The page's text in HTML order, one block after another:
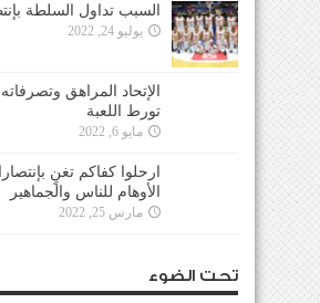
السبب تداول السلطة
يوليو 24, 2022
الإتحاد المراهق وتصرفاته
تورط اللعبة
مايو 6, 2022
ارحلوا كفاكم تغنٍ
الأوهام للناس والجماهير
مارس 25, 2022
تحت الضوء